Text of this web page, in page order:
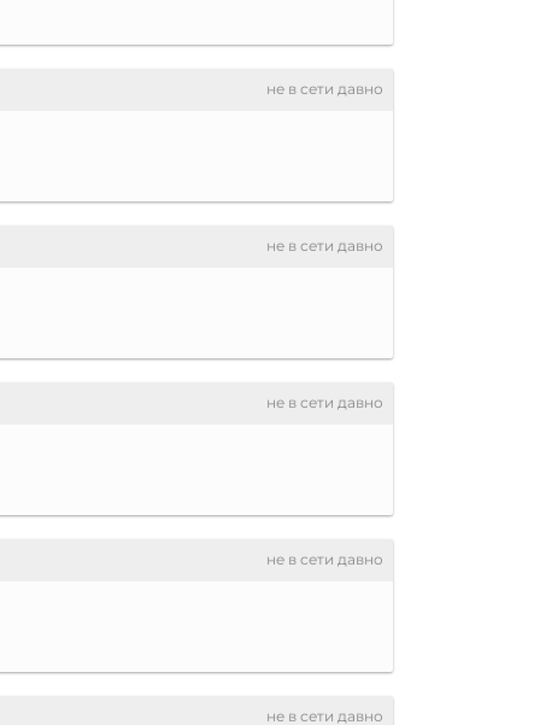
не в сети давно
не в сети давно
не в сети давно
не в сети давно
не в сети давно